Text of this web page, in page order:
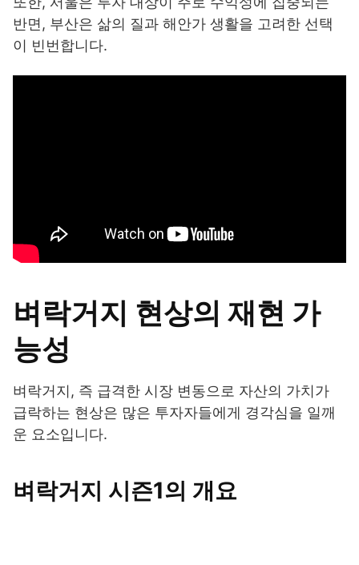
반면, 부산은 삶의 질과 해안가 생활을 고려한 선택
이 빈번합니다.
벼락거지 현상의 재현 가
능성
벼락거지, 즉 급격한 시장 변동으로 자산의 가치가
급락하는 현상은 많은 투자자들에게 경각심을 일깨
운 요소입니다.
벼락거지 시즌1의 개요